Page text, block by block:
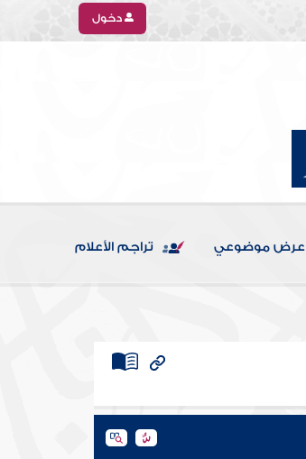
دخول
عرض موضوعي تراجم الأعلام